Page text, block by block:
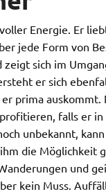
Energie. Er
jede Form von
sich im
er sich
prima
falls er
unbekannt,
die Möglichkeit
und
kein Muss.